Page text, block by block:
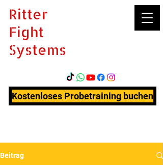
Ritter
Fight
Systems
Kostenloses Probetraining buchen
Beitrag